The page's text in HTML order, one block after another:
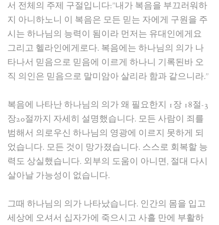
서 전체의 주제 구절입니다:”내가 복음을 부끄러워하
지 아니하노니 이 복음은 모든 믿는 자에게 구원을 주
시는 하나님의 능력이 됨이라 먼저는 유대인에게요
그리고 헬라인에게로다. 복음에는 하나님의 의가 나
타나서 믿음으로 믿음에 이르게 하나니 기록된바 오
직 의인은 믿음으로 말미암아 살리라 함과 같으니라.”
복음에 나타난 하나님의 의가 왜 필요한지 1장 18절-3
장20절까지 자세히 설명했습니다. 모든 사람이 죄를
범해서 의로우신 하나님의 영광에 이르지 못하게 되
었습니다. 모든 것이 망가졌습니다. 스스로 회복할 능
력도 상실했습니다. 외부의 도움이 아니면, 절대 다시
살아날 가능성이 없습니다.
그때 하나님의 의가 나타났습니다. 인간의 몸을 입고
세상에 오셔서 십자가에 죽으시고 사흘 만에 부활하